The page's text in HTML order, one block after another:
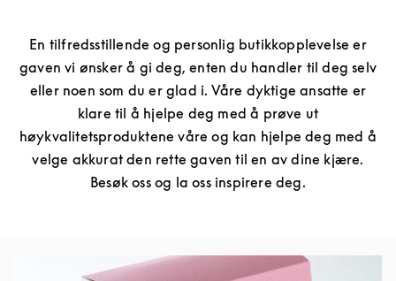
En tilfredsstillende og personlig butikkopplevelse er
gaven vi ønsker å gi deg, enten du handler til deg selv
eller noen som du er glad i. Våre dyktige ansatte er
klare til å hjelpe deg med å prøve ut
høykvalitetsproduktene våre og kan hjelpe deg med å
velge akkurat den rette gaven til en av dine kjære.
Besøk oss og la oss inspirere deg.
Bilde av arrangement